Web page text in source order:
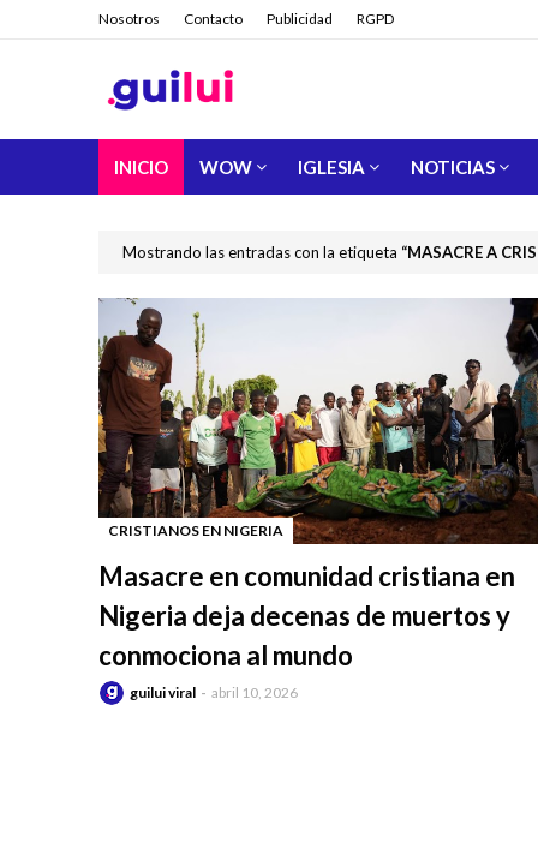
Nosotros Contacto Publicidad RGPD
INICIO WOW IGLESIA NOTICIAS
Mostrando las entradas con la etiqueta MASACRE A
CRISTIANOS EN NIGERIA
Masacre en comunidad cristiana en
Nigeria deja decenas de muertos y
conmociona al mundo
guilui viral abril 10, 2026